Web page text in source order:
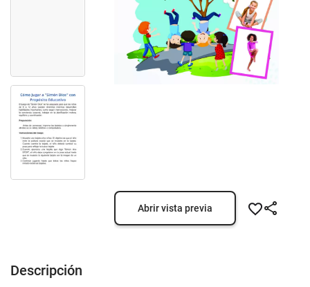
Abrir vista previa
Descripción